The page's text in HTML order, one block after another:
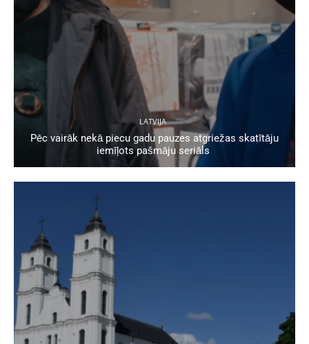
LATVIJA
Pēc vairāk nekā piecu gadu pauzes atgriežas skatītāju
iemīļots pašmāju seriāls